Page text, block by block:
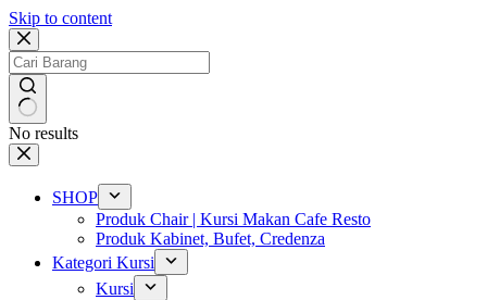
Skip to content
No results
SHOP
Produk Chair | Kursi Makan Cafe Resto
Produk Kabinet, Bufet, Credenza
Kategori Kursi
Kursi